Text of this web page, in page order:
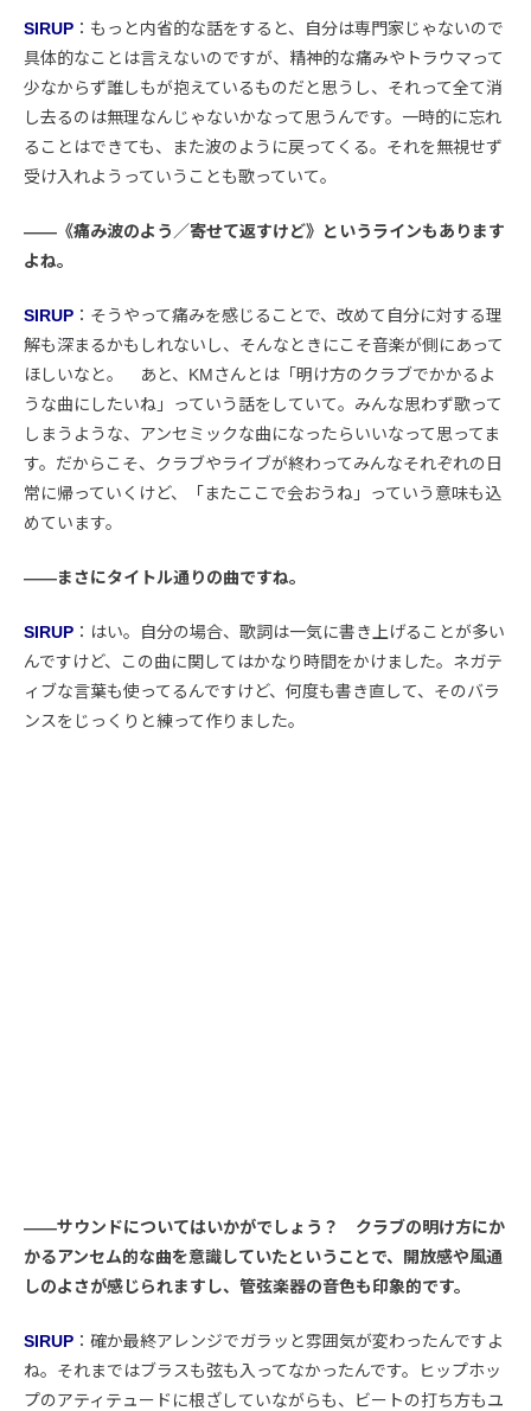
SIRUP ：もっと内省的な話をすると、自分は専門家じゃないので
具体的なことは言えないのですが、精神的な痛みやトラウマって
少なからず誰しもが抱えているものだと思うし、それって全て消
し去るのは無理なんじゃないかなって思うんです。一時的に忘れ
ることはできても、また波のように戻ってくる。それを無視せず
受け入れようっていうことも歌っていて。
――《痛み波のよう／寄せて返すけど》というラインもあります
よね。
SIRUP ：そうやって痛みを感じることで、改めて自分に対する理
解も深まるかもしれないし、そんなときにこそ音楽が側にあって
ほしいなと。 あと、KMさんとは「明け方のクラブでかかるよ
うな曲にしたいね」っていう話をしていて。みんな思わず歌って
しまうような、アンセミックな曲になったらいいなって思ってま
す。だからこそ、クラブやライブが終わってみんなそれぞれの日
常に帰っていくけど、「またここで会おうね」っていう意味も込
めています。
――まさにタイトル通りの曲ですね。
SIRUP ：はい。自分の場合、歌詞は一気に書き上げることが多い
んですけど、この曲に関してはかなり時間をかけました。ネガテ
ィブな言葉も使ってるんですけど、何度も書き直して、そのバラ
ンスをじっくりと練って作りました。
――サウンドについてはいかがでしょう？ クラブの明け方にか
かるアンセム的な曲を意識していたということで、開放感や風通
しのよさが感じられますし、管弦楽器の音色も印象的です。
SIRUP ：確か最終アレンジでガラッと雰囲気が変わったんですよ
ね。それまではブラスも弦も入ってなかったんです。ヒップホッ
プのアティテュードに根ざしていながらも、ビートの打ち方もユ